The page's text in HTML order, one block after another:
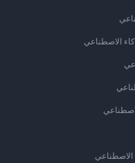
الاصطناعي
الاصطناعي